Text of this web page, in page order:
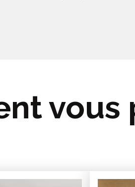
vous